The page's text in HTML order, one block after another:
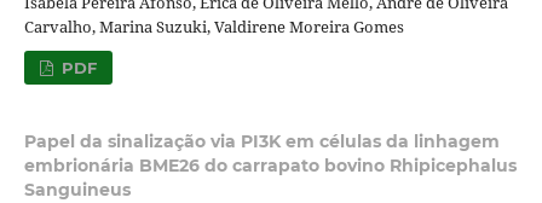
Carvalho, Marina Suzuki, Valdirene Moreira Gomes
PDF
Papel da sinalização via PI3K em células da linhagem
embrionária BME26 do carrapato bovino Rhipicephalus
Sanguineus